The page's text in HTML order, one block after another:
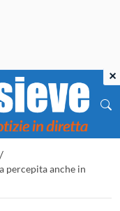
/
percepita anche in
×